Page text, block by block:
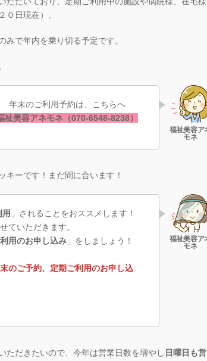
０日現在）。
で年内を乗り切る予定です。
年末のご利用予約は、こちらへ
祉美容アネモネ（070-6548-8238）
キーです！まだ間に合います！
」されることをおススメします！
ていただきます。
用のお申し込み 」をしましょう！
のご予約、定期ご利用のお申し込
ただきたいので、今年は営業日数を増やし 日曜日も営